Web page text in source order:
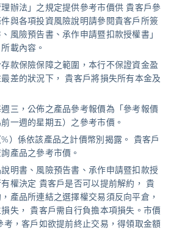
險
登入
辦法」之規定提供參考市價供 貴客戶參
與各項投資風險說明請參閱貴客戶所簽
風險預告書、承作申請暨扣款授權書」
載內容。
款保險保障之範圍，本行不保證資金盈
差的狀況下， 貴客戶將損失所有本金及
三，公佈之產品參考報價為「參考報價
一週的星期五）之參考市價。
）係依該產品之計價幣別揭露。 貴客戶
產品之參考市價。
明書、風險預告書、承作申請暨扣款授
權決定 貴客戶是否可以提前解約， 貴
產品所連結之選擇權交易須反向平倉，
失， 貴客戶需自行負擔本項損失。市價
考，客戶如欲提前終止交易，得領取金額